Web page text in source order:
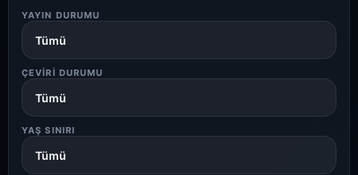
YAYIN DURUMU
ÇEVIRI DURUMU
YAŞ SINIRI